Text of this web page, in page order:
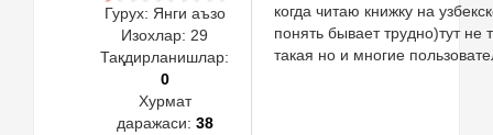
Гурух: Янги аъзо
Изохлар: 29
Тақдирланишлар:
0
Хурмат
даражаси: 38
когда читаю книжку на
понять бывает трудно)тут не
такая но и многие